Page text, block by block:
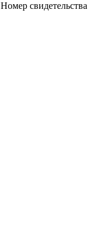
Номер свидетельства